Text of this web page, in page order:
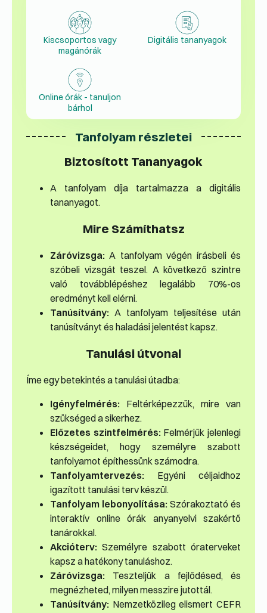
Kiscsoportos vagy
magánórák
Digitális tananyagok
Online órák - tanuljon
bárhol
Tanfolyam részletei
Biztosított Tananyagok
A tanfolyam díja tartalmazza a digitális
tananyagot.
Mire Számíthatsz
Záróvizsga: A tanfolyam végén írásbeli és
szóbeli vizsgát teszel. A következő szintre
való továbblépéshez legalább 70%-os
eredményt kell elérni.
Tanúsítvány: A tanfolyam teljesítése után
tanúsítványt és haladási jelentést kapsz.
Tanulási útvonal
Íme egy betekintés a tanulási útadba:
Igényfelmérés: Feltérképezzük, mire van
szükséged a sikerhez.
Előzetes szintfelmérés:Felmérjük jelenlegi
készségeidet, hogy személyre szabott
tanfolyamot építhessünk számodra.
Tanfolyamtervezés: Egyéni céljaidhoz
igazított tanulási terv készül.
Tanfolyam lebonyolítása: Szórakoztató és
interaktív online órák anyanyelvi szakértő
tanárokkal.
Akcióterv: Személyre szabott óraterveket
kapsz a hatékony tanuláshoz.
Záróvizsga: Teszteljük a fejlődésed, és
megnézheted, milyen messzire jutottál.
Tanúsítvány: Nemzetközileg elismert CEFR